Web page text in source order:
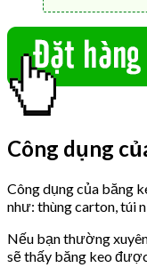
Công dụng
Công dụng của băng
như: thùng carton, túi
Nếu bạn thường
sẽ thấy băng keo